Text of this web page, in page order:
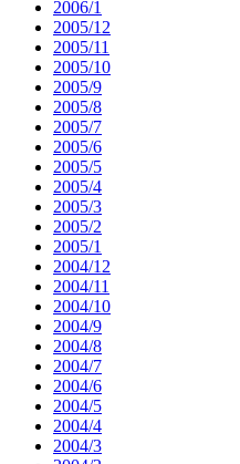
2006/1
2005/12
2005/11
2005/10
2005/9
2005/8
2005/7
2005/6
2005/5
2005/4
2005/3
2005/2
2005/1
2004/12
2004/11
2004/10
2004/9
2004/8
2004/7
2004/6
2004/5
2004/4
2004/3